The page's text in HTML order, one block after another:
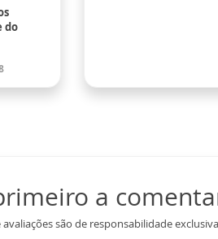
do
a
são de responsabilidade